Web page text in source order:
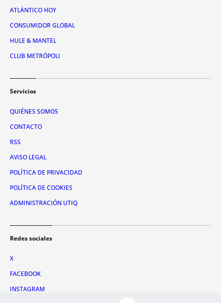
ATLÁNTICO HOY
CONSUMIDOR GLOBAL
HULE & MANTEL
CLUB METRÓPOLI
Servicios
QUIÉNES SOMOS
CONTACTO
RSS
AVISO LEGAL
POLÍTICA DE PRIVACIDAD
POLÍTICA DE COOKIES
ADMINISTRACIÓN UTIQ
Redes sociales
X
FACEBOOK
INSTAGRAM